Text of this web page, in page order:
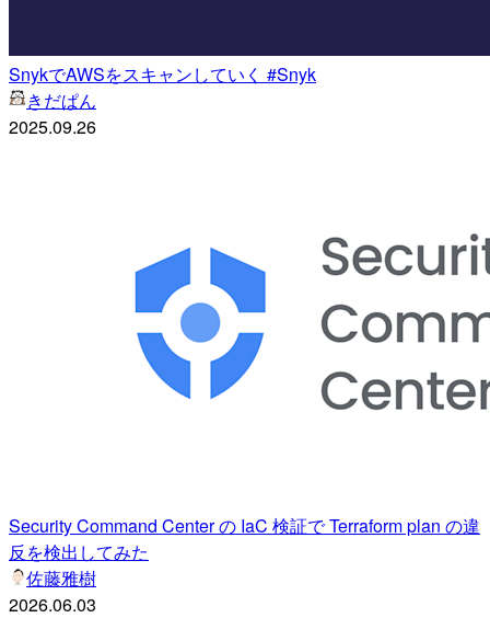
SnykでAWSをスキャンしていく #Snyk
きだぱん
2025.09.26
Security Command Center の IaC 検証で Terraform plan の違
反を検出してみた
佐藤雅樹
2026.06.03